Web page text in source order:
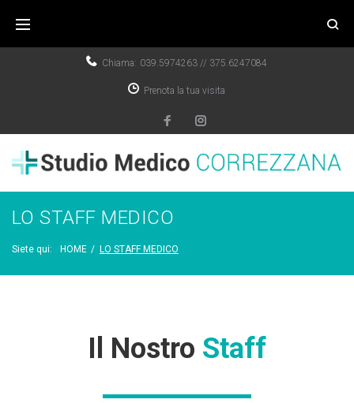
Chiama: 039.5974263// 375.6247084
Prenota la tua visita
LO STAFF MEDICO
Siete qui: HOME / LO STAFF MEDICO
Il Nostro Staff